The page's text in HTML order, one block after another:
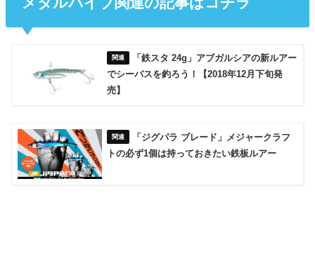
「鉄スタ 24g」アブガルシアの新ルアー
でシーバスを釣ろう！【2018年12月下旬発
売】
「ジグパラ ブレード」メジャークラフ
トの必ず1個は持っておきたい鉄板ルアー